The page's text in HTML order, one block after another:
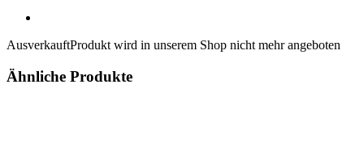
AusverkauftProdukt wird in unserem Shop nicht mehr angeboten
Ähnliche Produkte